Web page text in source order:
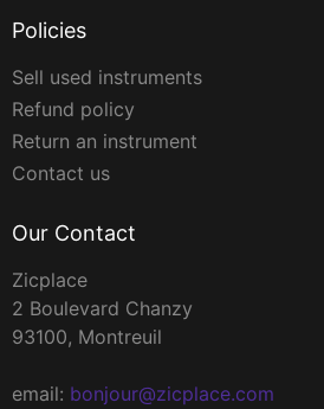
Policies
Sell used instruments
Refund policy
Return an instrument
Contact us
Our Contact
Zicplace
2 Boulevard Chanzy
93100, Montreuil
email: bonjour@zicplace.com